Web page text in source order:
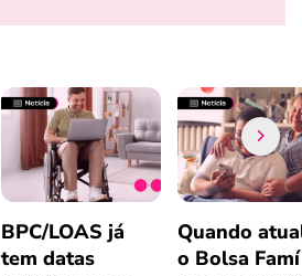
BPC/LOAS já
tem datas
Quando
o Bolsa